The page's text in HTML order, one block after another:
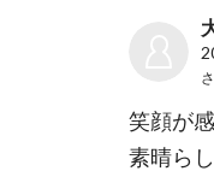
笑顔が
素晴ら